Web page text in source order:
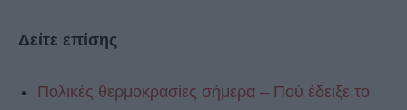
Δείτε επίσης
Πολικές θερμοκρασίες σήμερα – Πού έδειξε το